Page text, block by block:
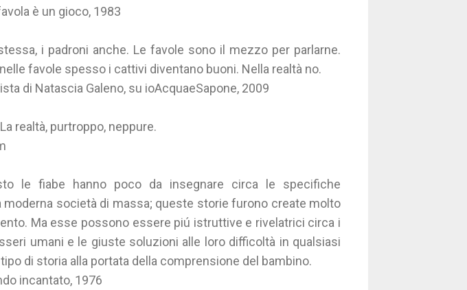
è un gioco, 1983
i padroni anche. Le favole sono il mezzo per parlarne.
favole spesso i cattivi diventano buoni. Nella realtà no.
di Natascia Galeno, su ioAcquaeSapone, 2009
realtà, purtroppo, neppure.
le fiabe hanno poco da insegnare circa le specifiche
moderna società di massa; queste storie furono create molto
Ma esse possono essere piú istruttive e rivelatrici circa i
umani e le giuste soluzioni alle loro difficoltà in qualsiasi
di storia alla portata della comprensione del bambino.
incantato, 1976